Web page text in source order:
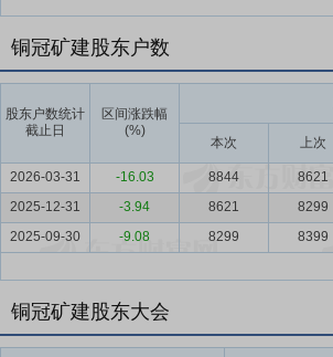
铜冠矿建股东户数
股东户数统计
截止日
区间涨跌幅
(%)
本次 上次
2026-03-31 -16.03 8844 8621
2025-12-31
-3.94 8621 8299
2025-09-30
-9.08 8299 8399
铜冠矿建股东大会